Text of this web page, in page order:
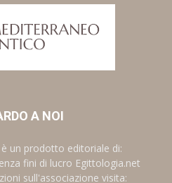
A NOI
un prodotto editoriale di:
fini di lucro Egittologia.net
sull'associazione visita: